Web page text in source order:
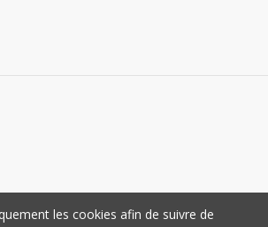
les cookies afin de suivre de